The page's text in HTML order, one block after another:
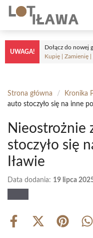
Przejdź
treści
UWAGA!
Dołącz do nowej
Kupię | Zamienię |
Strona główna / Kronika
auto stoczyło się na inne
Nieostrożnie
stoczyło się
Iławie
Data dodania: 19 lipca
Share
Share Share